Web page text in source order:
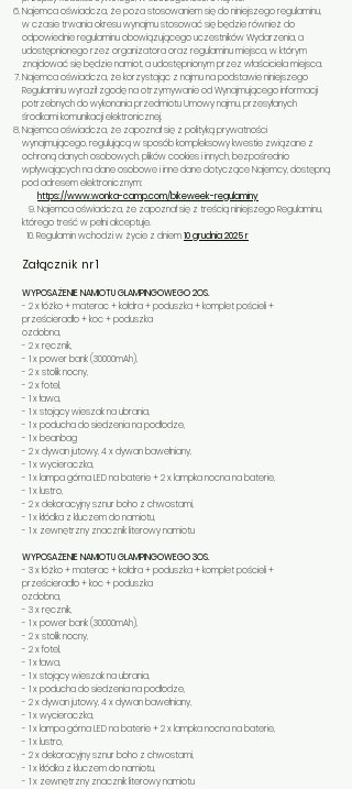
Najemca oświadcza, że poza stosowaniem się do niniejszego regulaminu,
w czasie trwania okresu wynajmu stosować się będzie również do
odpowiednie regulaminu obowiązującego uczestników Wydarzenia, a
udostępnionego rzez organizatora oraz regulaminu miejsca, w którym
znajdować się będzie namiot, a udostępnionym przez właściciela miejsca.
Najemca oświadcza, że korzystając z najmu na podstawie niniejszego
Regulaminu wyraził zgodę na otrzymywanie od Wynajmującego informacji
potrzebnych do wykonania przedmiotu Umowy najmu, przesyłanych
środkami komunikacji elektronicznej.
Najemca oświadcza, że zapoznał się z polityką prywatności
wynajmującego, regulującą w sposób kompleksowy kwestie związane z
ochroną danych osobowych, plików cookies i innych, bezpośrednio
wpływających na dane osobowe i inne dane dotyczące Najemcy, dostępną
pod adresem elektronicznym:
https://www.wonka-camp.com/bikeweek-regulaminy
9. Najemca oświadcza, że zapoznał się z treścią niniejszego Regulaminu,
którego treść w pełni akceptuje.
10. Regulamin wchodzi w życie z dniem10 grudnia 2025 r
Załącznik nr 1
WYPOSAŻENIE NAMIOTU GLAMPINGOWEGO 2OS.
- 2 x łóżko + materac + kołdra + poduszka + komplet pościeli +
prześcieradło + koc + poduszka
ozdobna,
- 2 x ręcznik,
- 1 x power bank (30000mAh),
- 2 x stolik nocny,
- 2 x fotel,
- 1 x ława,
- 1 x stojący wieszak na ubrania,
- 1 x poducha do siedzenia na podłodze,
- 1 x beanbag
- 2 x dywan jutowy, 4 x dywan bawełniany,
- 1 x wycieraczka,
- 1 x lampa górna LED na baterie + 2 x lampka nocna na baterie,
- 1 x lustro,
- 2 x dekoracyjny sznur boho z chwostami,
- 1 x kłódka z kluczem do namiotu,
- 1 x zewnętrzny znacznik literowy namiotu
WYPOSAŻENIE NAMIOTU GLAMPINGOWEGO 3OS.
- 3 x łóżko + materac + kołdra + poduszka + komplet pościeli +
prześcieradło + koc + poduszka
ozdobna,
- 3 x ręcznik,
- 1 x power bank (30000mAh),
- 2 x stolik nocny,
- 2 x fotel,
- 1 x ława,
- 1 x stojący wieszak na ubrania,
- 1 x poducha do siedzenia na podłodze,
- 2 x dywan jutowy, 4 x dywan bawełniany,
- 1 x wycieraczka,
- 1 x lampa górna LED na baterie + 2 x lampka nocna na baterie,
- 1 x lustro,
- 2 x dekoracyjny sznur boho z chwostami,
- 1 x kłódka z kluczem do namiotu,
- 1 x zewnętrzny znacznik literowy namiotu